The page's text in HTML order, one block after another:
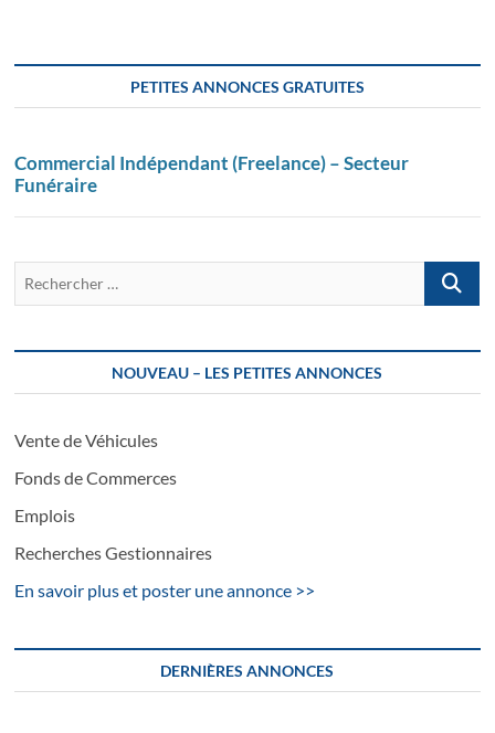
PETITES ANNONCES GRATUITES
Commercial Indépendant (Freelance) – Secteur
Funéraire
NOUVEAU – LES PETITES ANNONCES
Vente de Véhicules
Fonds de Commerces
Emplois
Recherches Gestionnaires
En savoir plus et poster une annonce >>
DERNIÈRES ANNONCES